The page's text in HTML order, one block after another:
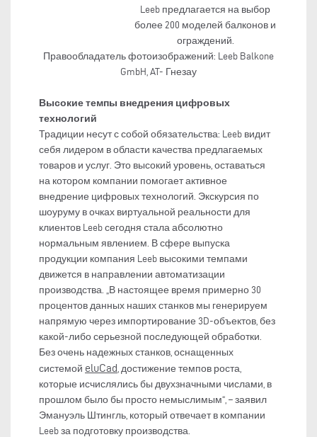
Leeb предлагается на выбор
более 200 моделей балконов и
ограждений.
Правообладатель фотоизображений: Leeb Balkone
GmbH, AT- Гнезау
Высокие темпы внедрения цифровых
технологий
Традиции несут с собой обязательства: Leeb видит
себя лидером в области качества предлагаемых
товаров и услуг. Это высокий уровень, оставаться
на котором компании помогает активное
внедрение цифровых технологий. Экскурсия по
шоуруму в очках виртуальной реальности для
клиентов Leeb сегодня стала абсолютно
нормальным явлением. В сфере выпуска
продукции компания Leeb высокими темпами
движется в направлении автоматизации
производства. „В настоящее время примерно 30
процентов данных наших станков мы генерируем
напрямую через импортирование 3D-объектов, без
какой-либо серьезной последующей обработки.
Без очень надежных станков, оснащенных
системой eluCad , достижение темпов роста,
которые исчислялись бы двухзначными числами, в
прошлом было бы просто немыслимым“, – заявил
Эмануэль Штингль, который отвечает в компании
Leeb за подготовку производства.